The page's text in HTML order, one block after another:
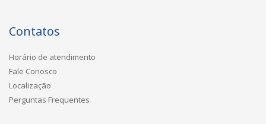
Contatos
Horário de atendimento
Fale Conosco
Localização
Perguntas Frequentes